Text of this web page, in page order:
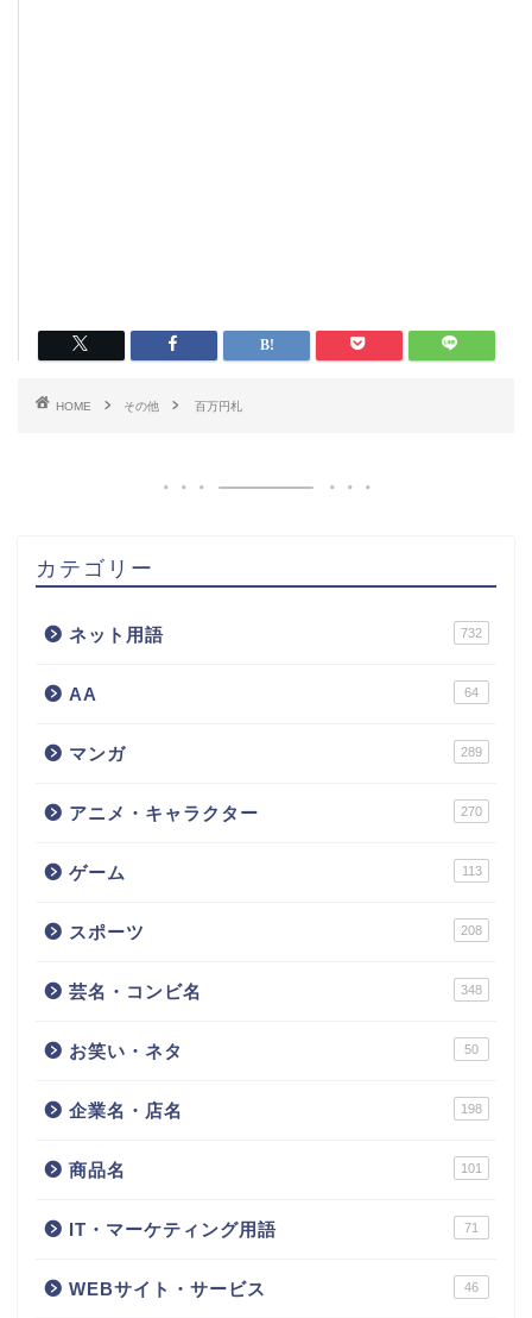
HOME その他 百万円札
カテゴリー
ネット用語 732
AA 64
マンガ 289
アニメ・キャラクター 270
ゲーム 113
スポーツ 208
芸名・コンビ名 348
お笑い・ネタ 50
企業名・店名 198
商品名 101
IT・マーケティング用語 71
WEBサイト・サービス 46